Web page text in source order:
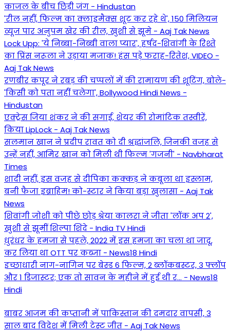
काजल के बीच छिड़ी जंग - Hindustan
'रील नहीं, फिल्म का क्लाइमैक्स शूट कर रहे थे', 150 मिलियन
व्यूज पार अनुपम खेर की रील, खुशी से झूमे - Aaj Tak News
Lock Upp: 'ये निब्बा-निब्बी वाला प्यार', हर्षद-शिवांगी के रिश्ते
का प्रिंस नरूला ने उड़ाया मजाक! हंस पड़े फराह-रितेश, VIDEO -
Aaj Tak News
रणबीर कपूर ने रबड़ की चप्पलों में की रामायण की शूटिंग, बोले-
'किसी को पता नहीं चलेगा', Bollywood Hindi News -
Hindustan
एक्ट्रेस जिया शंकर ने की सगाई, शेयर की रोमांटिक तस्वीरें,
किया LipLock - Aaj Tak News
सलमान खान ने प्रदीप रावत को दी श्रद्धांजलि, जिनकी वजह से
उन्हें नहीं, आमिर खान को मिली थी फिल्म 'गजनी' - Navbharat
Times
शादी नहीं, इस वजह से दीपिका कक्कड़ ने कबूला था इस्लाम,
बनी फैजा इब्राहिम! को-स्टार ने किया बड़ा खुलासा - Aaj Tak
News
शिवांगी जोशी को पीछे छोड़ श्रेया कालरा ने जीता 'लॉक अप 2',
खुशी से झूमीं शिल्पा शिंदे - India TV Hindi
धुरंधर के हमजा से पहले, 2022 में इस हमजा का चला था जादू,
कर लिया था OTT पर कब्जा - News18 Hindi
इच्छाधारी नाग-नागिन पर बेस्ड 6 फिल्म, 2 ब्लॉकबस्टर, 3 फ्लॉप
और 1 डिजास्टर; एक तो सावन के महीने में हुई थी र... - News18
Hindi
बाबर आजम की कप्तानी में पाकिस्तान की दमदार वापसी, 3
साल बाद विदेश में मिली टेस्ट जीत - Aaj Tak News